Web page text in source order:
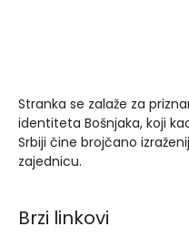
Stranka se zalaže za
identiteta Bošnjaka, koji
Srbiji čine brojčano
zajednicu.
Brzi linkovi